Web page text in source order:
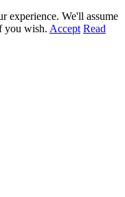
experience. We'll assume
you wish. Accept Read